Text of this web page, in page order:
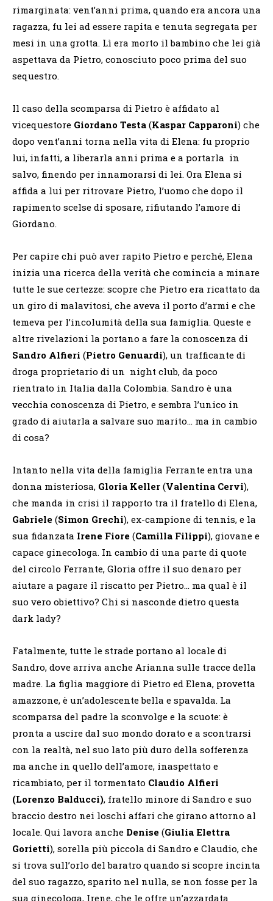
rimarginata: vent’anni prima, quando era ancora una
ragazza, fu lei ad essere rapita e tenuta segregata per
mesi in una grotta. Lì era morto il bambino che lei già
aspettava da Pietro, conosciuto poco prima del suo
sequestro.
Il caso della scomparsa di Pietro è affidato al
vicequestore Giordano Testa (Kaspar Capparoni) che
dopo vent’anni torna nella vita di Elena: fu proprio
lui, infatti, a liberarla anni prima e a portarla in
salvo, finendo per innamorarsi di lei. Ora Elena si
affida a lui per ritrovare Pietro, l’uomo che dopo il
rapimento scelse di sposare, rifiutando l’amore di
Giordano.
Per capire chi può aver rapito Pietro e perché, Elena
inizia una ricerca della verità che comincia a minare
tutte le sue certezze: scopre che Pietro era ricattato da
un giro di malavitosi, che aveva il porto d’armi e che
temeva per l’incolumità della sua famiglia. Queste e
altre rivelazioni la portano a fare la conoscenza di
Sandro Alfieri (Pietro Genuardi), un trafficante di
droga proprietario di un night club, da poco
rientrato in Italia dalla Colombia. Sandro è una
vecchia conoscenza di Pietro, e sembra l’unico in
grado di aiutarla a salvare suo marito… ma in cambio
di cosa?
Intanto nella vita della famiglia Ferrante entra una
donna misteriosa, Gloria Keller (Valentina Cervi),
che manda in crisi il rapporto tra il fratello di Elena,
Gabriele (Simon Grechi), ex-campione di tennis, e la
sua fidanzata Irene Fiore (Camilla Filippi), giovane e
capace ginecologa. In cambio di una parte di quote
del circolo Ferrante, Gloria offre il suo denaro per
aiutare a pagare il riscatto per Pietro… ma qual è il
suo vero obiettivo? Chi si nasconde dietro questa
dark lady?
Fatalmente, tutte le strade portano al locale di
Sandro, dove arriva anche Arianna sulle tracce della
madre. La figlia maggiore di Pietro ed Elena, provetta
amazzone, è un’adolescente bella e spavalda. La
scomparsa del padre la sconvolge e la scuote: è
pronta a uscire dal suo mondo dorato e a scontrarsi
con la realtà, nel suo lato più duro della sofferenza
ma anche in quello dell’amore, inaspettato e
ricambiato, per il tormentato Claudio Alfieri
(Lorenzo Balducci), fratello minore di Sandro e suo
braccio destro nei loschi affari che girano attorno al
locale. Qui lavora anche Denise (Giulia Elettra
Gorietti), sorella più piccola di Sandro e Claudio, che
si trova sull’orlo del baratro quando si scopre incinta
del suo ragazzo, sparito nel nulla, se non fosse per la
sua ginecologa, Irene, che le offre un’azzardata